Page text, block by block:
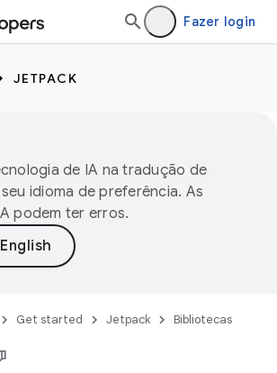
Fazer login
JETPACK
de IA na tradução de
idioma de preferência. As
podem ter erros.
Get started Jetpack Bibliotecas